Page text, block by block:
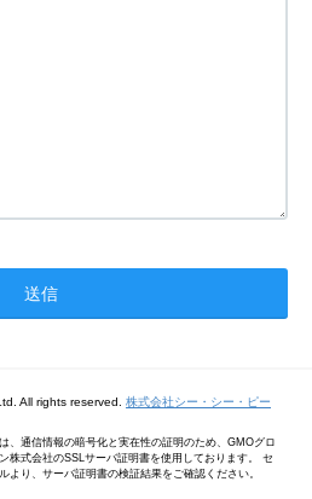
All rights reserved. 株式会社シー・シー・ピー
、通信情報の暗号化と実在性の証明のため、GMOグロ
株式会社のSSLサーバ証明書を使用しております。 セ
より、サーバ証明書の検証結果をご確認ください。